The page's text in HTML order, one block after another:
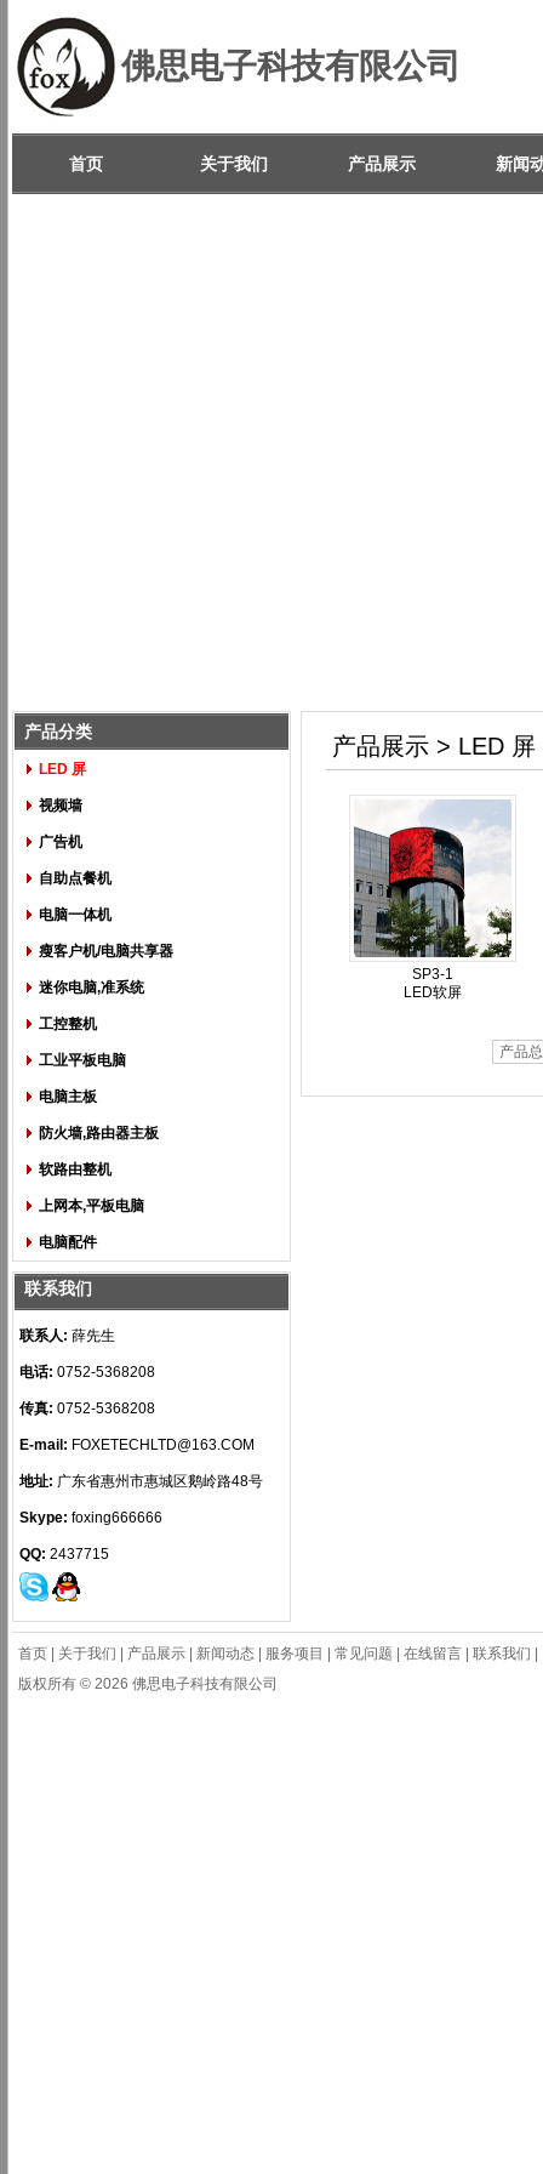
佛思电子科技有限公司
首页 关于我们 产品展示 新闻
产品分类
LED 屏
视频墙
广告机
自助点餐机
电脑一体机
瘦客户机/电脑共享器
迷你电脑,准系统
工控整机
工业平板电脑
电脑主板
防火墙,路由器主板
软路由整机
上网本,平板电脑
电脑配件
联系我们
联系人: 薛先生
电话: 0752-5368208
传真: 0752-5368208
E-mail: FOXETECHLTD@163.COM
地址: 广东省惠州市惠城区鹅岭路48号
Skype: foxing666666
QQ: 2437715
产品展示 > LED 屏
SP3-1
LED软屏
产品
首页 关于我们 产品展示 新闻动态 服务项目 常见问题 在线留言 联系我们
版权所有 © 2026 佛思电子科技有限公司